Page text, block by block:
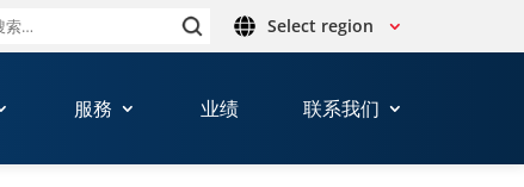
Select region
服務 业绩 联系我们